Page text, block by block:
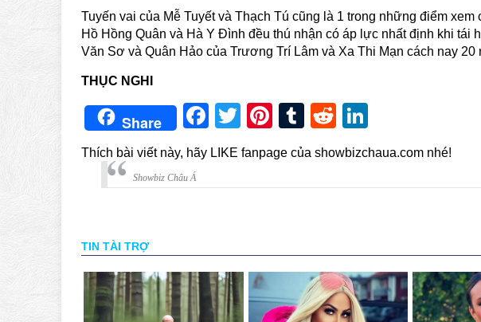
Tuyến vai của Mễ Tuyết và Thạch Tú cũng là 1 trong những điểm xem
Hồ Hồng Quân và Hà Y Đình đều thú nhận có áp lực nhất định khi tái
Văn Sơ và Quân Hảo của Trương Trí Lâm và Xa Thi Mạn cách nay 20
THỤC NGHI
Share Facebook
TwitterPinterest
TumblrReddit
Thích bài viết này, hãy LIKE fanpage của showbizchaua.com nhé!
Showbiz Châu Á